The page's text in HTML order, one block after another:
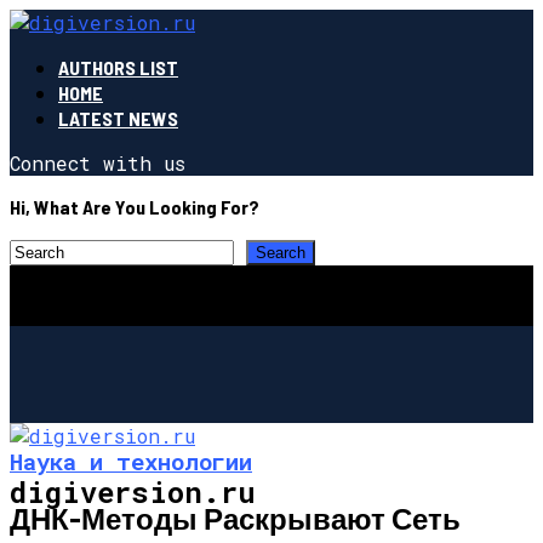
AUTHORS LIST
HOME
LATEST NEWS
Connect with us
Hi, What Are You Looking For?
digiversion.ru
Наука и технологии
ДНК-Методы Раскрывают Сеть